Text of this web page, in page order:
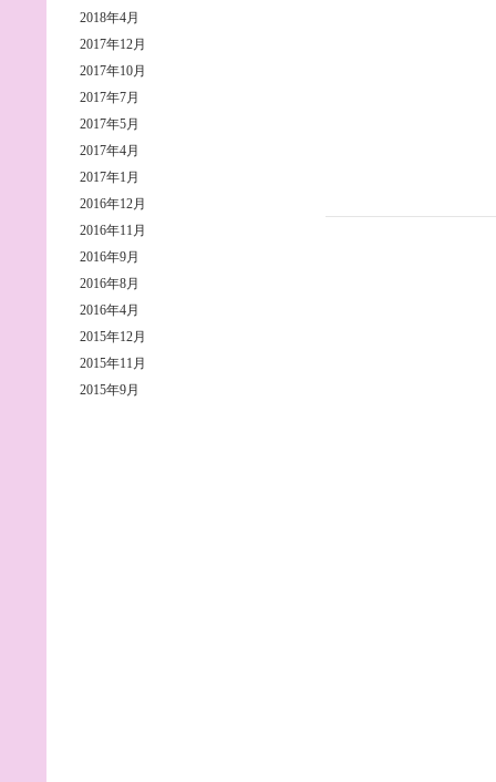
2018年4月
2017年12月
2017年10月
2017年7月
2017年5月
2017年4月
2017年1月
2016年12月
2016年11月
2016年9月
2016年8月
2016年4月
2015年12月
2015年11月
2015年9月